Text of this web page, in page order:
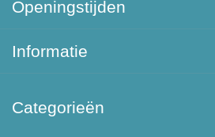
Openingstijden
Informatie
Categorieën